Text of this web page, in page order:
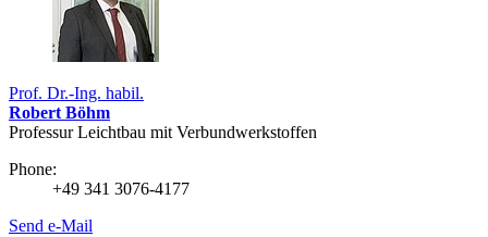
Prof. Dr.-Ing. habil.
Robert Böhm
Professur Leichtbau mit Verbundwerkstoffen
Phone:
+49 341 3076-4177
Send e-Mail